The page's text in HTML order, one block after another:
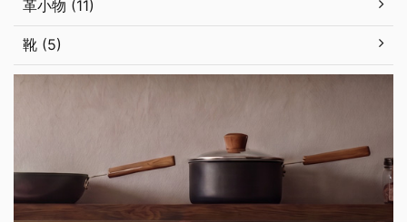
革小物 (11)
靴 (5)